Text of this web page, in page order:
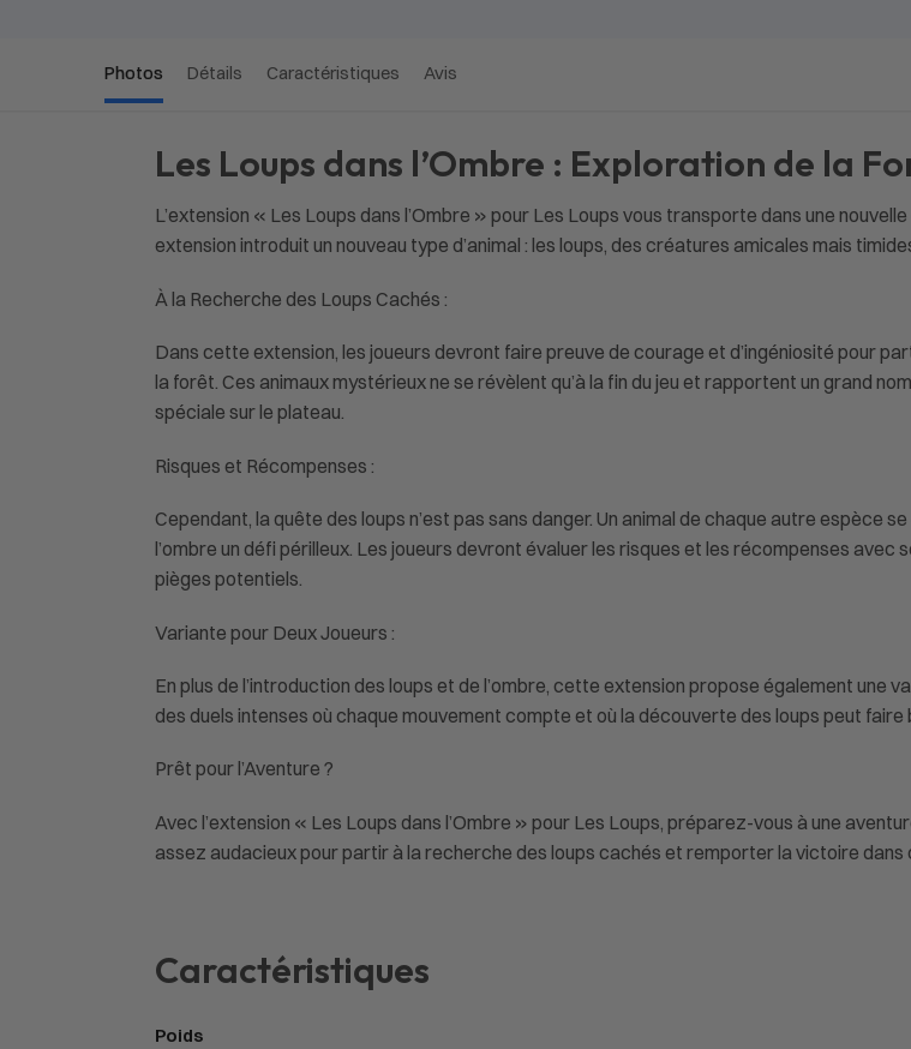
Photos Détails Caractéristiques Avis
Les Loups dans l’Ombre : Exploration de la
L’extension « Les Loups dans l’Ombre » pour Les Loups vous transporte dans une
extension introduit un nouveau type d’animal : les loups, des créatures amicales mais
À la Recherche des Loups Cachés :
Dans cette extension, les joueurs devront faire preuve de courage et d’ingéniosité pour
la forêt. Ces animaux mystérieux ne se révèlent qu’à la fin du jeu et rapportent un grand
spéciale sur le plateau.
Risques et Récompenses :
Cependant, la quête des loups n’est pas sans danger. Un animal de chaque autre espèce
l’ombre un défi périlleux. Les joueurs devront évaluer les risques et les récompenses
pièges potentiels.
Variante pour Deux Joueurs :
En plus de l’introduction des loups et de l’ombre, cette extension propose également une
des duels intenses où chaque mouvement compte et où la découverte des loups peut
Prêt pour l’Aventure ?
Avec l’extension « Les Loups dans l’Ombre » pour Les Loups, préparez-vous à une
assez audacieux pour partir à la recherche des loups cachés et remporter la victoire dans
Caractéristiques
Poids